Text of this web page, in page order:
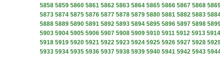
5858 5859 5860 5861 5862 5863 5864 5865 5866 5867 5868
5873 5874 5875 5876 5877 5878 5879 5880 5881 5882 5883
5888 5889 5890 5891 5892 5893 5894 5895 5896 5897 5898
5903 5904 5905 5906 5907 5908 5909 5910 5911 5912 5913 5914
5918 5919 5920 5921 5922 5923 5924 5925 5926 5927 5928
5933 5934 5935 5936 5937 5938 5939 5940 5941 5942 5943